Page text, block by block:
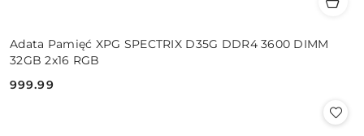
Adata Pamięć XPG SPECTRIX D35G DDR4 3600 DIMM
32GB 2x16 RGB
Cena:
999.99